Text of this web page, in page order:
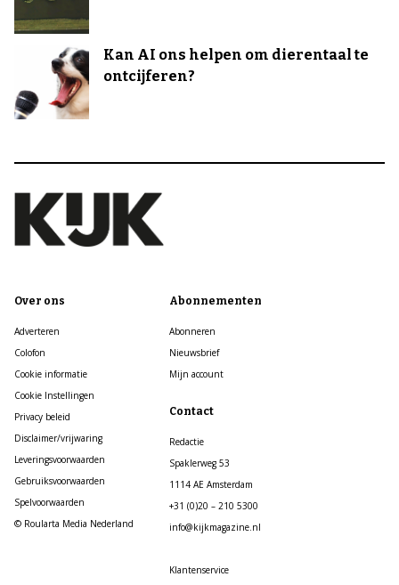
Kan AI ons helpen om dierentaal te
ontcijferen?
Over ons
Adverteren
Colofon
Cookie informatie
Cookie Instellingen
Privacy beleid
Disclaimer/vrijwaring
Leveringsvoorwaarden
Gebruiksvoorwaarden
Spelvoorwaarden
© Roularta Media Nederland
Abonnementen
Abonneren
Nieuwsbrief
Mijn account
Contact
Redactie
Spaklerweg 53
1114 AE Amsterdam
+31 (0)20 – 210 5300
info@kijkmagazine.nl
Klantenservice